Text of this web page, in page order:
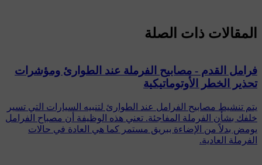
المقالات ذات الصلة
فرامل القدم - مصابيح الفرملة عند الطوارئ ومؤشرات
تحذير الخطر الأوتوماتيكية
يتم تنشيط مصابيح الفرامل عند الطوارئ لتنبيه السيارات التي تسير
خلفك بشأن الفرملة المفاجئة. تعني هذه الوظيفة أن مصباح الفرامل
يومض بدلاً من الإضاءة ببريق مستمر كما هي العادة في حالات
الفرملة العادية.